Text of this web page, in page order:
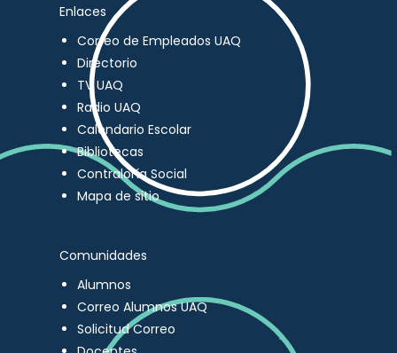
Enlaces
Correo de Empleados UAQ
Directorio
TV UAQ
Radio UAQ
Calendario Escolar
Bibliotecas
Contraloría Social
Mapa de sitio
Comunidades
Alumnos
Correo Alumnos UAQ
Solicitud Correo